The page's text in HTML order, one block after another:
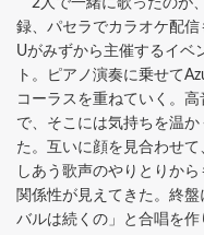
2人で一緒に歌ったのが
録、パセラでカラオケ配信
Uがみずから主催するイベ
ト。ピアノ演奏に乗せて
コーラスを重ねていく。
で、そこには気持ちを温
た。互いに顔を見合わせ
しあう歌声のやりとりか
関係性が見えてきた。終
バルは続くの」と合唱を作